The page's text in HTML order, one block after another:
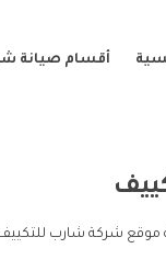
أقسام صيانة
موقع شركة شارب